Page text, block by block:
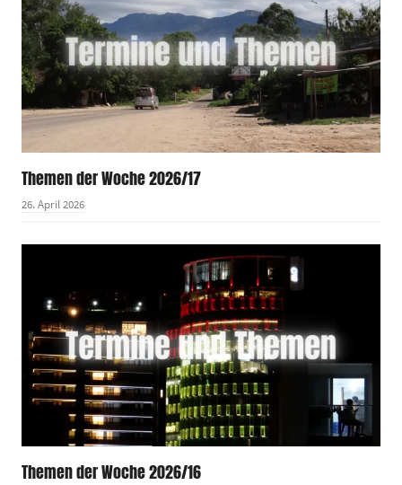
Themen der Woche 2026/17
26. April 2026
Themen der Woche 2026/16